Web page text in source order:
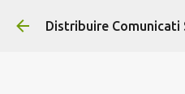
Passa ai
Distribuire Comunicati